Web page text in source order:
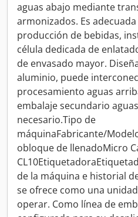
aguas abajo mediante
armonizados. Es
producción de bebidas,
célula dedicada de
de envasado mayor.
aluminio, puede
procesamiento aguas
embalaje secundario
necesario.Tipo de
máquinaFabricante/
obloque de llenadoMicro
de la máquina e historial
se ofrece como una
operar. Como línea de